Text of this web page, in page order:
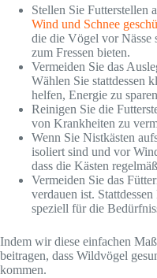
Stellen Sie Futterstellen
Wind und Schnee
die die Vögel vor Nässe
zum Fressen bieten.
Vermeiden Sie das
Wählen Sie stattdessen
helfen, Energie zu
Reinigen Sie die
von Krankheiten zu
Wenn Sie Nistkästen
isoliert sind und vor
dass die Kästen
Vermeiden Sie das
verdauen ist.
speziell für die
Indem wir diese einfachen
beitragen, dass Wildvögel
kommen.